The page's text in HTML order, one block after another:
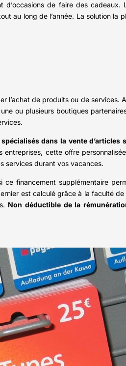
de faire des cadeaux.
au long de l’année. La solution
l’achat de produits ou de
ou plusieurs boutiques
dans la vente
cette offre
services durant vos vacances.
financement supplémentaire
est calculé grâce à la faculté
Non déductible de la